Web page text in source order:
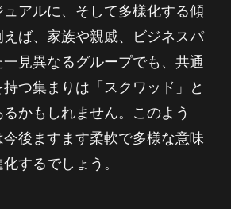
アルに、そして多様化する傾
ば、家族や親戚、ビジネスパ
見異なるグループでも、共通
つ集まりは「スクワッド」と
かもしれません。このよう
後ますます柔軟で多様な意味
するでしょう。